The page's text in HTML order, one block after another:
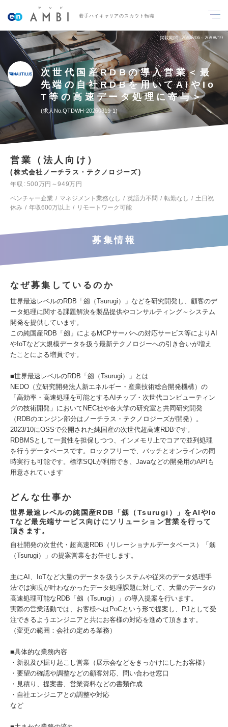
若手ハイキャリアのスカウト転職
掲載期間 26/08/06～26/08/19
次世代国産RDBの導入営業＜最
先端の自社RDBを用いてAIやIo
T等の高速データ処理に寄与＞
求人No.QTDWH-20260319-1
営業（法人向け）
株式会社ノーチラス・テクノロジーズ
年収
500万円～949万円
ベンチャー企業
マネジメント業務なし 英語力不問 転勤なし
土日祝
休み
年収600万以上 リモートワーク可能
募集情報
なぜ募集しているのか
世界最速レベルのRDB「劔（Tsurugi）」などを研究開発し、顧客のデ
ータ処理に関する課題解決を製品提供やコンサルティング～システム
開発を提供しています。
この純国産RDB「劔」によるMCPサーバへの対応サービス等によりAI
やIoTなど大規模データを扱う最新テクノロジーへの引き合いが増え
たことによる増員です。
■世界最速レベルのRDB「劔（Tsurugi）」とは
NEDO（立研究開発法人新エネルギー・産業技術総合開発機構）の
「高効率・高速処理を可能とするAIチップ・次世代コンピューティン
グの技術開発」においてNEC社や各大学の研究室と共同研究開発
（RDBのエンジン部分はノーチラス・テクノロジーズが開発）。
2023/10にOSSで公開された純国産の次世代超高速RDBです。
RDBMSとして一貫性を担保しつつ、インメモリ上でコアで並列処理
を行うデータベースです。ロックフリーで、バッチとオンラインの同
時実行も可能です。標準SQLが利用でき、Javaなどの開発用のAPIも
用意されています
どんな仕事か
世界最速レベルの純国産RDB「劔（Tsurugi）」をAIやIo
Tなど最先端サービス向けにソリューション営業を行って
頂きます。
自社開発の次世代・超高速RDB（リレーショナルデータベース）「劔
（Tsurugi）」の提案営業をお任せします。
主にAI、IoTなど大量のデータを扱うシステムや従来のデータ処理手
法では実現が叶わなかったデータ処理課題に対して、大量のデータの
高速処理可能なRDB「劔（Tsurugi）」の導入提案を行います。
実際の営業活動では、お客様へはPoCという形で提案し、PJとして受
注できるようエンジニアと共にお客様の対応を進めて頂きます。
（変更の範囲：会社の定める業務）
■具体的な業務内容
・新規及び掘り起こし営業（展示会などをきっかけにしたお客様）
・要望の確認や調整などの顧客対応、問い合わせ窓口
・見積り、提案書、営業資料などの書類作成
・自社エンジニアとの調整や対応
など